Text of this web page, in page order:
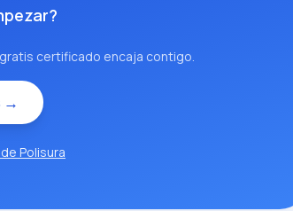
certificado encaja contigo.
→
Polisura